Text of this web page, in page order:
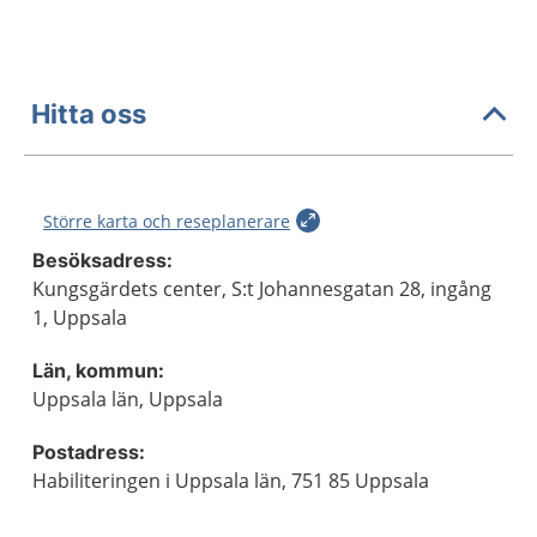
Hitta oss
Större karta och reseplanerare
Besöksadress:
Kungsgärdets center, S:t Johannesgatan 28, ingång
1, Uppsala
Län, kommun:
Uppsala län, Uppsala
Postadress:
Habiliteringen i Uppsala län, 751 85 Uppsala